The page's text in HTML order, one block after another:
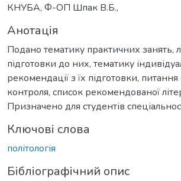
КНУБА, Ф-ОП Шпак В.Б.,
Анотація
Подано тематику практичних занять,
підготовки до них, тематику
рекомендації з їх підготовки,
контроля, список рекомендованої
Призначено для студентів
Ключові слова
політологія
Бібліографічний опис